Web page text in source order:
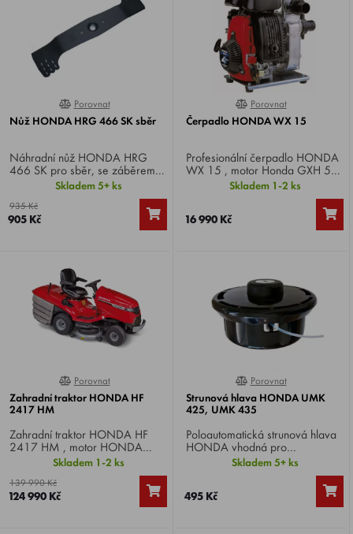
0%
Porovnat
Nůž HONDA HRG 466 SK sběr
Náhradní nůž HONDA HRG
466 SK pro sběr, se záběrem
46 cm, vhodný pro HONDA
HRG 466 SK .
Skladem 5+ ks
935 Kč
905 Kč
0%
Porovnat
Čerpadlo HONDA WX 15
Profesionální čerpadlo HONDA
WX 15 , motor Honda GXH 50,
výkon 2,5 HP, sací hloubka 8 m,
výtlak 40 m, vstup/výstup 1.5",
Skladem 1-2 ks
16 990 Kč
0%
Porovnat
Zahradní traktor HONDA HF
2417 HM
Zahradní traktor HONDA HF
2417 HM , motor HONDA
GCV 530, dvouválec, výkon
17.0 HP, záběr sečení 102 cm,
hydrostatická převodovka, koš
300 litrů, integrované
mulčování, manuální vysypávaní.
Skladem 1-2 ks
139 990 Kč
124 990 Kč
0%
Porovnat
Strunová hlava HONDA UMK
425, UMK 435
Poloautomatická strunová hlava
HONDA vhodná pro
křovinořezy HONDA UMK
425, UMK 435. Průměr hlavy
130 mm, závit M10x1,25 levý.
Skladem 5+ ks
495 Kč